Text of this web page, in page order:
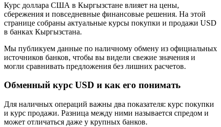
Курс доллара США в Кыргызстане влияет на цены,
сбережения и повседневные финансовые решения. На этой
странице собраны актуальные курсы покупки и продажи USD
в банках Кыргызстана.
Мы публикуем данные по наличному обмену из официальных
источников банков, чтобы вы видели свежие значения и
могли сравнивать предложения без лишних расчетов.
Обменный курс USD и как его понимать
Для наличных операций важны два показателя: курс покупки
и курс продажи. Разница между ними называется спредом и
может отличаться даже у крупных банков.